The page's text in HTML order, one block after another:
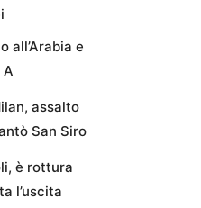
all’Arabia e
A
assalto
San Siro
è rottura
l’uscita